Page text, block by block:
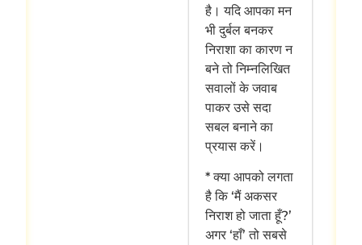
है। यदि आपका मन
भी दुर्बल बनकर
निराशा का कारण न
बने तो निम्नलिखित
सवालों के जवाब
पाकर उसे सदा
सबल बनाने का
प्रयास करें।
* क्या आपको लगता
है कि ‘मैं अकसर
निराश हो जाता हूँ?’
अगर ‘हाँ’ तो सबसे